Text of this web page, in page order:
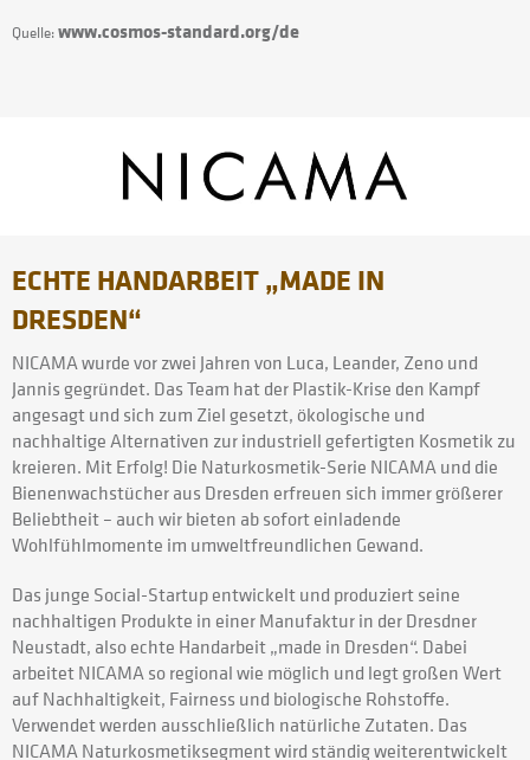
Quelle:www.cosmos-standard.org/de
ECHTE HANDARBEIT „MADE IN
DRESDEN“
NICAMA wurde vor zwei Jahren von Luca, Leander, Zeno und
Jannis gegründet. Das Team hat der Plastik-Krise den Kampf
angesagt und sich zum Ziel gesetzt, ökologische und
nachhaltige Alternativen zur industriell gefertigten Kosmetik zu
kreieren. Mit Erfolg! Die Naturkosmetik-Serie NICAMA und die
Bienenwachstücher aus Dresden erfreuen sich immer größerer
Beliebtheit – auch wir bieten ab sofort einladende
Wohlfühlmomente im umweltfreundlichen Gewand.
Das junge Social-Startup entwickelt und produziert seine
nachhaltigen Produkte in einer Manufaktur in der Dresdner
Neustadt, also echte Handarbeit „made in Dresden“. Dabei
arbeitet NICAMA so regional wie möglich und legt großen Wert
auf Nachhaltigkeit, Fairness und biologische Rohstoffe.
Verwendet werden ausschließlich natürliche Zutaten. Das
NICAMA Naturkosmetiksegment wird ständig weiterentwickelt